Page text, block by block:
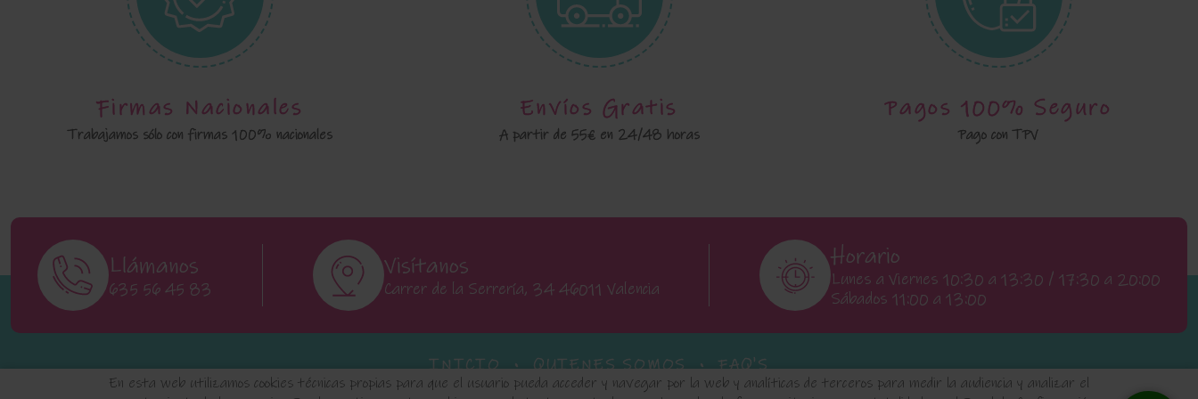
Firmas Nacionales
Trabajamos sólo con firmas 100% nacionales
Envíos Gratis
A partir de 55€ en 24/48 horas
Pagos 100% Seguro
Pago con TPV
En esta web utilizamos cookies técnicas propias para que el usuario pueda acceder y navegar por la web y analíticas de terceros para medir la audiencia y analizar el
Llámanos
635 56 45 83
Visítanos
Carrer de la Serrería, 34 46011 Valencia
Horario
Lunes a Viernes 10:30 a 13:30 / 17:30 a 20:00
Sábados 11:00 a 13:00
INICIO QUIENES SOMOS FAQ'S